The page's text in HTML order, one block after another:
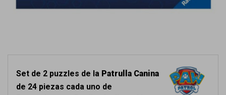
Set de 2 puzzles de la Patrulla Canina
de 24 piezas cada uno de